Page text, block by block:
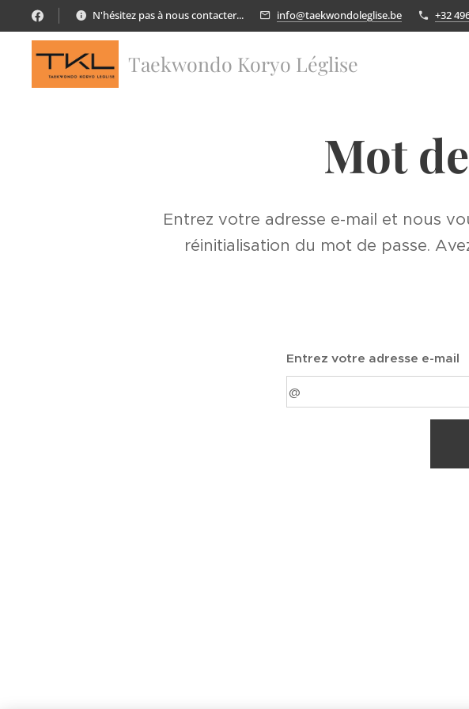
N'hésitez pas à nous contacter... info@taekwondoleglise.be +32
Taekwondo Koryo Léglise
Mot
Entrez votre adresse e-mail et nous
réinitialisation du mot de passe.
Entrez votre adresse e-mail